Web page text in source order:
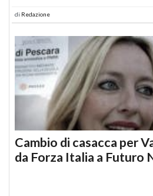
di Redazione
Cambio di casacca per
da Forza Italia a Futuro